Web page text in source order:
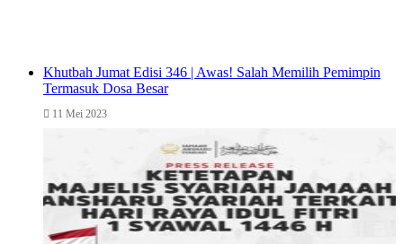
Khutbah Jumat Edisi 346 | Awas! Salah Memilih Pemimpin
Termasuk Dosa Besar
11 Mei 2023